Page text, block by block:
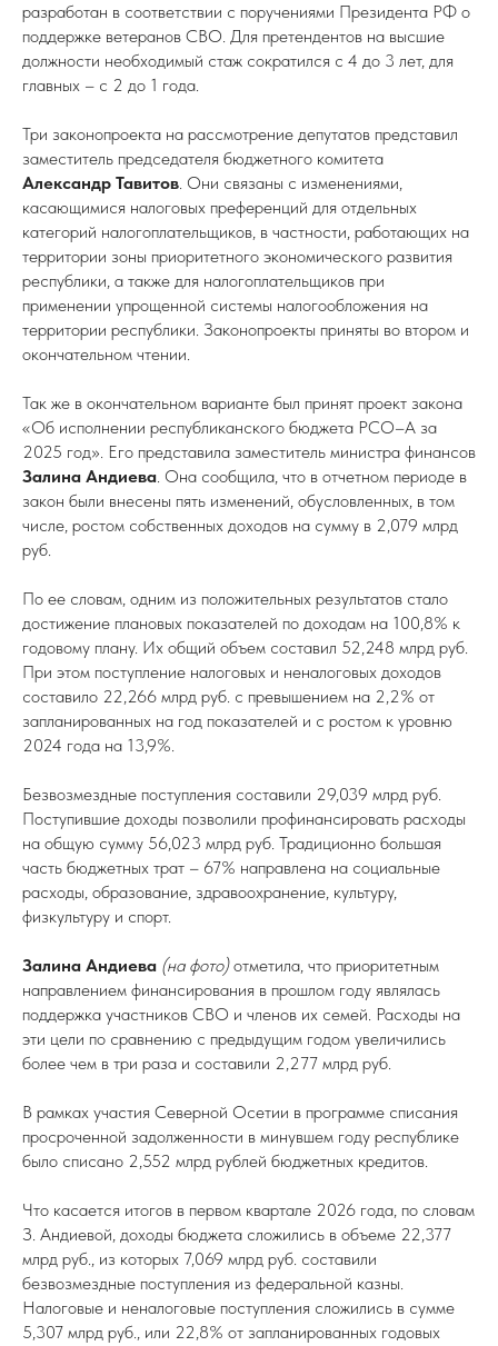
разработан в соответствии с поручениями Президента РФ о
поддержке ветеранов СВО. Для претендентов на высшие
должности необходимый стаж сократился с 4 до 3 лет, для
главных – с 2 до 1 года.
Три законопроекта на рассмотрение депутатов представил
заместитель председателя бюджетного комитета
Александр Тавитов. Они связаны с изменениями,
касающимися налоговых преференций для отдельных
категорий налогоплательщиков, в частности, работающих на
территории зоны приоритетного экономического развития
республики, а также для налогоплательщиков при
применении упрощенной системы налогообложения на
территории республики. Законопроекты приняты во втором и
окончательном чтении.
Так же в окончательном варианте был принят проект закона
«Об исполнении республиканского бюджета РСО–А за
2025 год». Его представила заместитель министра финансов
Залина Андиева. Она сообщила, что в отчетном периоде в
закон были внесены пять изменений, обусловленных, в том
числе, ростом собственных доходов на сумму в 2,079 млрд
руб.
По ее словам, одним из положительных результатов стало
достижение плановых показателей по доходам на 100,8% к
годовому плану. Их общий объем составил 52,248 млрд руб.
При этом поступление налоговых и неналоговых доходов
составило 22,266 млрд руб. с превышением на 2,2% от
запланированных на год показателей и с ростом к уровню
2024 года на 13,9%.
Безвозмездные поступления составили 29,039 млрд руб.
Поступившие доходы позволили профинансировать расходы
на общую сумму 56,023 млрд руб. Традиционно большая
часть бюджетных трат – 67% направлена на социальные
расходы, образование, здравоохранение, культуру,
физкультуру и спорт.
Залина Андиева (на фото)отметила, что приоритетным
направлением финансирования в прошлом году являлась
поддержка участников СВО и членов их семей. Расходы на
эти цели по сравнению с предыдущим годом увеличились
более чем в три раза и составили 2,277 млрд руб.
В рамках участия Северной Осетии в программе списания
просроченной задолженности в минувшем году республике
было списано 2,552 млрд рублей бюджетных кредитов.
Что касается итогов в первом квартале 2026 года, по словам
З. Андиевой, доходы бюджета сложились в объеме 22,377
млрд руб., из которых 7,069 млрд руб. составили
безвозмездные поступления из федеральной казны.
Налоговые и неналоговые поступления сложились в сумме
5,307 млрд руб., или 22,8% от запланированных годовых